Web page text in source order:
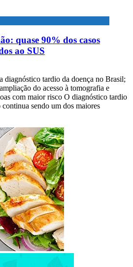
quase 90% dos casos
ao SUS
diagnóstico tardio da doença no Brasil;
do acesso à tomografia e
com maior risco O diagnóstico tardio
sendo um dos maiores